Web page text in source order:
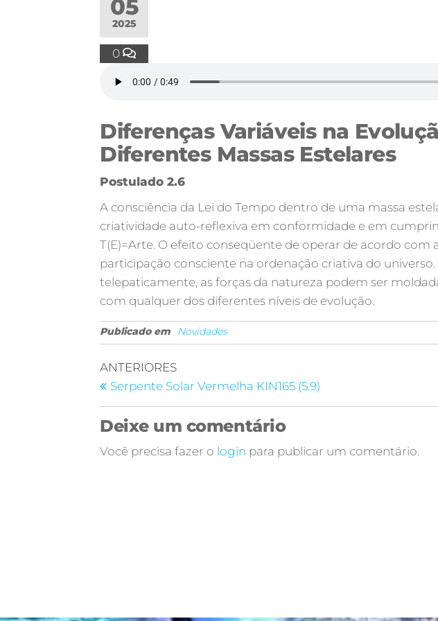
05
2025
0
Diferenças Variáveis na
Diferentes Massas Estelares
Postulado 2.6
A consciência da Lei do Tempo dentro de uma massa
criatividade auto-reflexiva em conformidade e em
T(E)=Arte. O efeito conseqüente de operar de acordo com
participação consciente na ordenação criativa do
telepaticamente, as forças da natureza podem ser
com qualquer dos diferentes níveis de evolução.
Publicado em Novidades
ANTERIORES
Serpente Solar Vermelha KIN165 (5.9)
Deixe um comentário
Você precisa fazer o login para publicar um comentário.